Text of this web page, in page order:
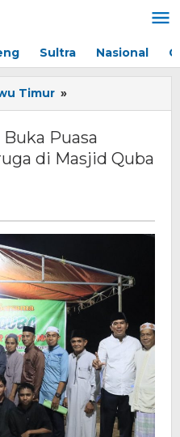
Sultra Nasional
Timur »
Luwu
Buka
Puasa
Quba
Puasa
di Masjid Quba